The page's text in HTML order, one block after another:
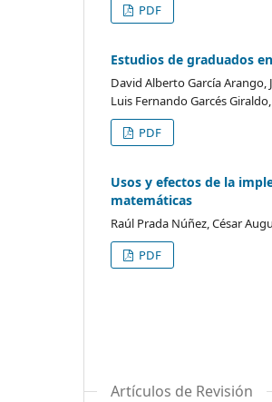
PDF
Estudios de graduados
David Alberto García Arango,
Luis Fernando Garcés
PDF
Usos y efectos de la
matemáticas
Raúl Prada Núñez, César
PDF
Artículos de Revisión